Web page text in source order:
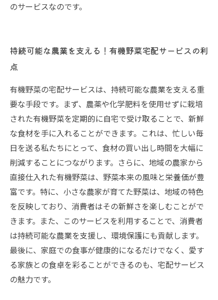
のサービスなのです。
持続可能な農業を支える！有機野菜宅配サービスの利
点
有機野菜の宅配サービスは、持続可能な農業を支える重
要な手段です。まず、農薬や化学肥料を使用せずに栽培
された有機野菜を定期的に自宅で受け取ることで、新鮮
な食材を手に入れることができます。これは、忙しい毎
日を送る私たちにとって、食材の買い出し時間を大幅に
削減することにつながります。さらに、地域の農家から
直接仕入れた有機野菜は、野菜本来の風味と栄養価が豊
富です。特に、小さな農家が育てた野菜は、地域の特色
を反映しており、消費者はその新鮮さを楽しむことがで
きます。また、このサービスを利用することで、消費者
は持続可能な農業を支援し、環境保護にも貢献します。
最後に、家庭での食事が健康的になるだけでなく、愛す
る家族との食卓を彩ることができるのも、宅配サービス
の魅力です。